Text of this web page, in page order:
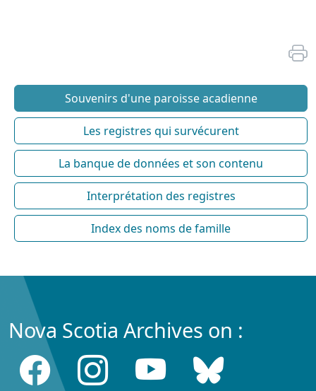
Souvenirs d'une paroisse acadienne
Les registres qui survécurent
La banque de données et son contenu
Interprétation des registres
Index des noms de famille
Nova Scotia Archives on :